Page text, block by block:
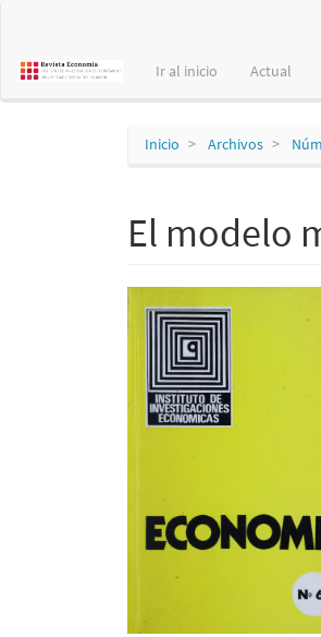
principal
Ir al inicio Actual
Inicio Archivos
El modelo
Barra
lateral
del
artículo